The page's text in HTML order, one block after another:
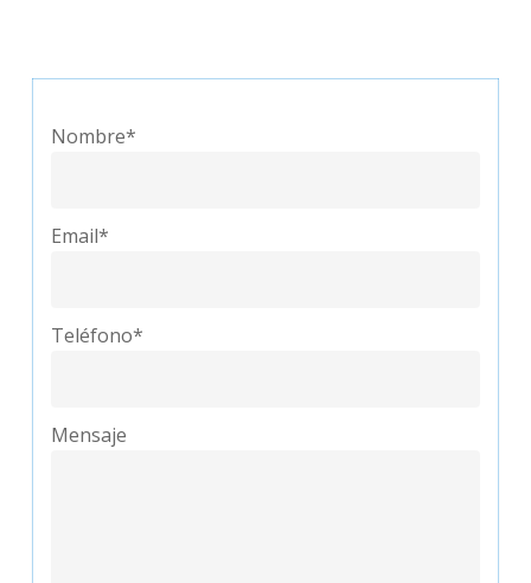
Nombre*
Email*
Teléfono*
Mensaje